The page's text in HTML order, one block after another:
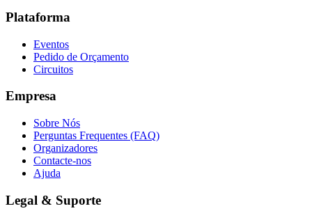
Plataforma
Eventos
Pedido de Orçamento
Circuitos
Empresa
Sobre Nós
Perguntas Frequentes (FAQ)
Organizadores
Contacte-nos
Ajuda
Legal & Suporte